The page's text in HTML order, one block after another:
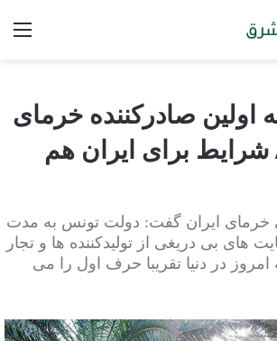
اولین صادرکننده خرمای
برای ایران هم
خرمای ایران گفت: دولت تونس به مدت
حمایت های بی دریغی از تولیدکننده ها و تجار
امروز در دنیا تقریبا حرف اول را می